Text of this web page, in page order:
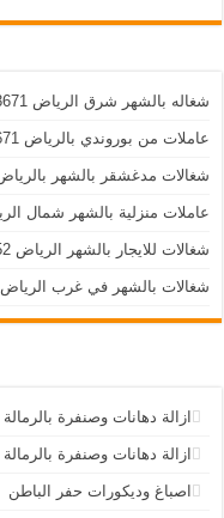
شغاله بالشهر شرق الرياض 0565603671
عاملات من بوروندي بالرياض 0565603671
شغالات مدغشقر بالشهر بالرياض
عاملات منزلية بالشهر شمال الرياض
شغالات للايجار بالشهر الرياض 0547794152
شغالات بالشهر في غرب الرياض
ازالة دهانات وصنفرة
ازالة دهانات وصنفرة
اصباغ وديكورات حفر الباطن